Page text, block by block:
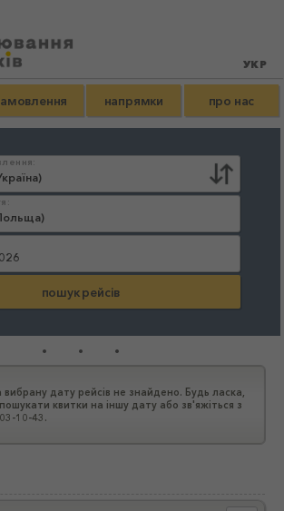
напрямки про нас
...
дату рейсів не знайдено. Будь ласка,
квитки на іншу дату або зв'яжіться з
10-43.